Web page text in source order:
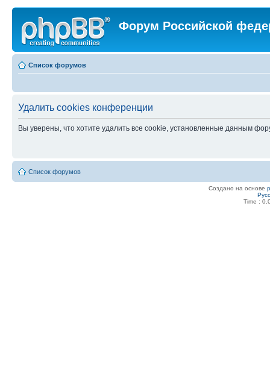
Форум Российской
Список форумов
Удалить cookies конференции
Вы уверены, что хотите удалить все cookie, установленные данным
Список форумов
Создано на основе
Time :